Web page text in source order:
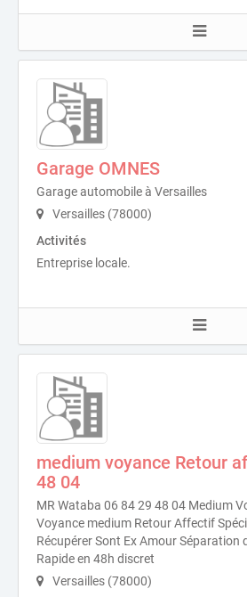
Garage OMNES
Garage automobile à Versailles
Versailles (78000)
Activités
Entreprise locale.
medium voyance Retour
48 04
MR Wataba 06 84 29 48 04 Medium
Voyance medium Retour Affectif
Récupérer Sont Ex Amour Séparation
Rapide en 48h discret
Versailles (78000)